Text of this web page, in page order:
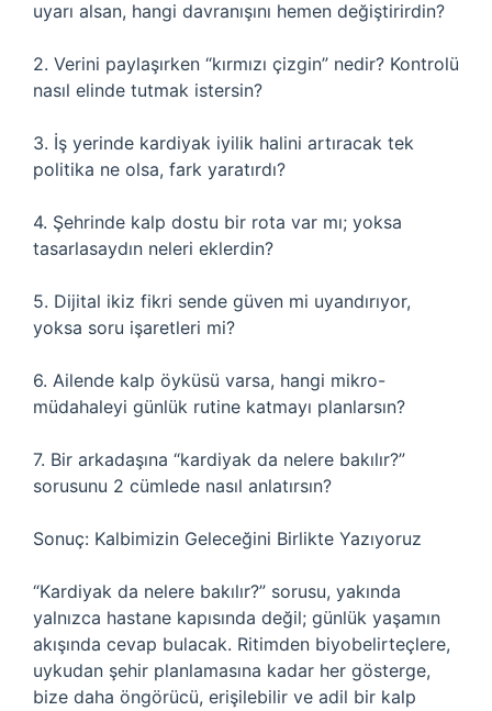
uyarı alsan, hangi davranışını hemen değiştirirdin?
2. Verini paylaşırken “kırmızı çizgin” nedir? Kontrolü
nasıl elinde tutmak istersin?
3. İş yerinde kardiyak iyilik halini artıracak tek
politika ne olsa, fark yaratırdı?
4. Şehrinde kalp dostu bir rota var mı; yoksa
tasarlasaydın neleri eklerdin?
5. Dijital ikiz fikri sende güven mi uyandırıyor,
yoksa soru işaretleri mi?
6. Ailende kalp öyküsü varsa, hangi mikro-
müdahaleyi günlük rutine katmayı planlarsın?
7. Bir arkadaşına “kardiyak da nelere bakılır?”
sorusunu 2 cümlede nasıl anlatırsın?
Sonuç: Kalbimizin Geleceğini Birlikte Yazıyoruz
“Kardiyak da nelere bakılır?” sorusu, yakında
yalnızca hastane kapısında değil; günlük yaşamın
akışında cevap bulacak. Ritimden biyobelirteçlere,
uykudan şehir planlamasına kadar her gösterge,
bize daha öngörücü, erişilebilir ve adil bir kalp